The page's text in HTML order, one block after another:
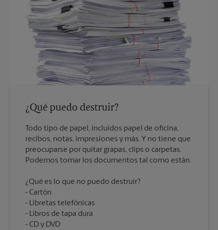
¿Qué puedo destruir?
Todo tipo de papel, incluidos papel de oficina,
recibos, notas, impresiones y más. Y no tiene que
preocuparse por quitar grapas, clips o carpetas.
¿Qué es lo que no puedo destruir?
Cartón
Libretas telefónicas
Libros de tapa dura
CD y DVD